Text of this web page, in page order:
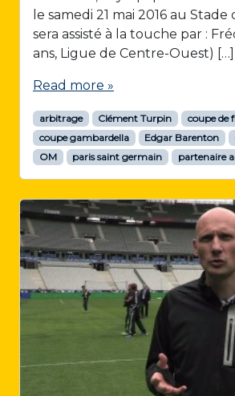
le samedi 21 mai 2016 au Stade
sera assisté à la touche par :
ans, Ligue de Centre-Ouest) […]
Read more »
arbitrage Clément Turpin
coupe de
coupe gambardella
Edgar Barenton
OM
paris saint germain partenaire